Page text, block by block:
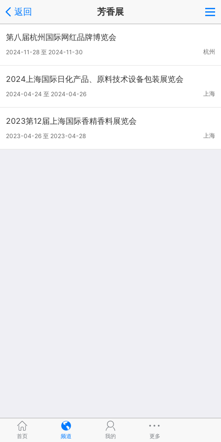
返回 芳香展
第八届杭州国际网红品牌博览会
杭州
2024-11-28 至 2024-11-30
2024上海国际日化产品、原料技术设备包装展览会
上海
2024-04-24 至 2024-04-26
2023第12届上海国际香精香料展览会
上海
2023-04-26 至 2023-04-28
首页 频道 我的 更多